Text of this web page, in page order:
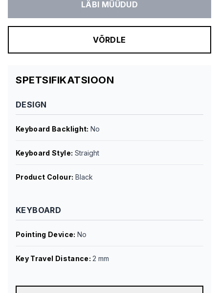
LÄBI MÜÜDUD
VÕRDLE
SPETSIFIKATSIOON
DESIGN
Keyboard Backlight:No
Keyboard Style: Straight
Product Colour: Black
KEYBOARD
Pointing Device: No
Key Travel Distance:2 mm